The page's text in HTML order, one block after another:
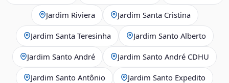
Jardim Riviera Jardim Santa Cristina
Jardim Santa Teresinha Jardim Santo Alberto
Jardim Santo André Jardim Santo André CDHU
Jardim Santo Antônio Jardim Santo Expedito